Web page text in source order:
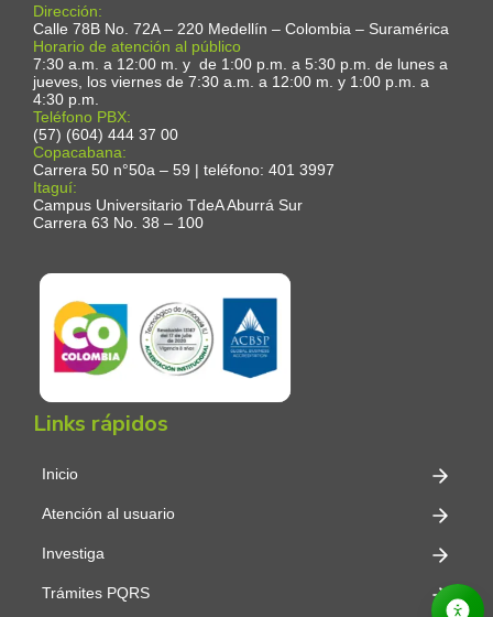
Dirección:
Calle 78B No. 72A – 220 Medellín – Colombia – Suramérica
Horario de atención al público
7:30 a.m. a 12:00 m. y de 1:00 p.m. a 5:30 p.m. de lunes a
jueves, los viernes de 7:30 a.m. a 12:00 m. y 1:00 p.m. a
4:30 p.m.
Teléfono PBX:
(57) (604) 444 37 00
Copacabana:
Carrera 50 n°50a – 59 | teléfono: 401 3997
Itaguí:
Campus Universitario TdeA Aburrá Sur
Carrera 63 No. 38 – 100
Links rápidos
Inicio
Atención al usuario
Investiga
Trámites PQRS